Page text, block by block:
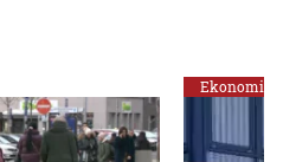
Ekonomika